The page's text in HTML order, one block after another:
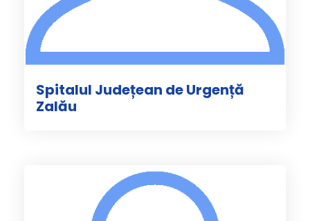
Spitalul Județean de Urgență
Zalău